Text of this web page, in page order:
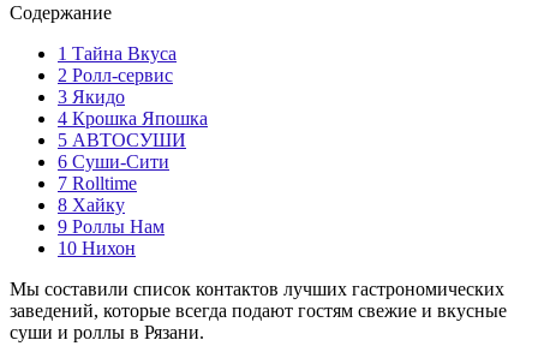
Содержание
1 Тайна Вкуса
2 Ролл-сервис
3 Якидо
4 Крошка Япошка
5 АВТОСУШИ
6 Суши-Сити
7 Rolltime
8 Хайку
9 Роллы Нам
10 Нихон
Мы составили список контактов лучших гастрономических
заведений, которые всегда подают гостям свежие и вкусные
суши и роллы в Рязани.